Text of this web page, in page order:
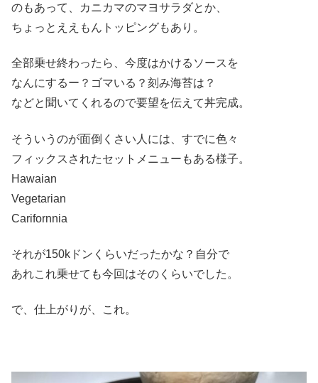
のもあって、カニカマのマヨサラダとか、
ちょっとええもんトッピングもあり。
全部乗せ終わったら、今度はかけるソースを
なんにするー？ゴマいる？刻み海苔は？
などと聞いてくれるので要望を伝えて丼完成。
そういうのが面倒くさい人には、すでに色々
フィックスされたセットメニューもある様子。
Hawaian
Vegetarian
Carifornnia
それが150kドンくらいだったかな？自分で
あれこれ乗せても今回はそのくらいでした。
で、仕上がりが、これ。